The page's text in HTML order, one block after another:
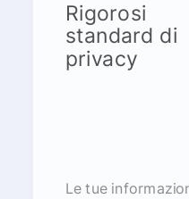
Rigorosi
standard di
privacy
Le tue